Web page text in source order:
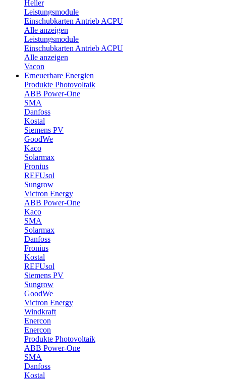
Heller
Leistungsmodule
Einschubkarten Antrieb ACPU
Alle anzeigen
Leistungsmodule
Einschubkarten Antrieb ACPU
Alle anzeigen
Vacon
Erneuerbare Energien
Produkte Photovoltaik
ABB Power-One
SMA
Danfoss
Kostal
Siemens PV
GoodWe
Kaco
Solarmax
Fronius
REFUsol
Sungrow
Victron Energy
ABB Power-One
Kaco
SMA
Solarmax
Danfoss
Fronius
Kostal
REFUsol
Siemens PV
Sungrow
GoodWe
Victron Energy
Windkraft
Enercon
Enercon
Produkte Photovoltaik
ABB Power-One
SMA
Danfoss
Kostal